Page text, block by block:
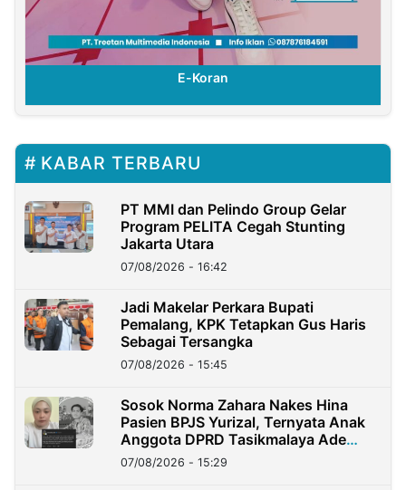
E-Koran
KABAR TERBARU
PT MMI dan Pelindo Group Gelar
Program PELITA Cegah Stunting
Jakarta Utara
07/08/2026 - 16:42
Jadi Makelar Perkara Bupati
Pemalang, KPK Tetapkan Gus Haris
Sebagai Tersangka
07/08/2026 - 15:45
Sosok Norma Zahara Nakes Hina
Pasien BPJS Yurizal, Ternyata Anak
Anggota DPRD Tasikmalaya Ade
Lukman
07/08/2026 - 15:29